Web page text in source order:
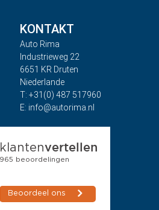
KONTAKT
Auto Rima
Industrieweg 22
6651 KR Druten
Niederlande
T: +31(0) 487 517960
E: info@autorima.nl